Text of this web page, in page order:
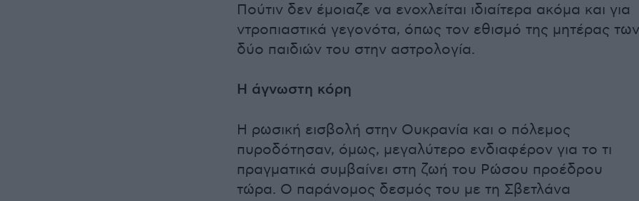
Πούτιν δεν έμοιαζε να ενοχλείται ιδιαίτερα ακόμα και για
ντροπιαστικά γεγονότα, όπως τον εθισμό της μητέρας των
δύο παιδιών του στην αστρολογία.
Η άγνωστη κόρη
Η ρωσική εισβολή στην Ουκρανία και ο πόλεμος
πυροδότησαν, όμως, μεγαλύτερο ενδιαφέρον για το τι
πραγματικά συμβαίνει στη ζωή του Ρώσου προέδρου
τώρα. Ο παράνομος δεσμός του με τη Σβετλάνα